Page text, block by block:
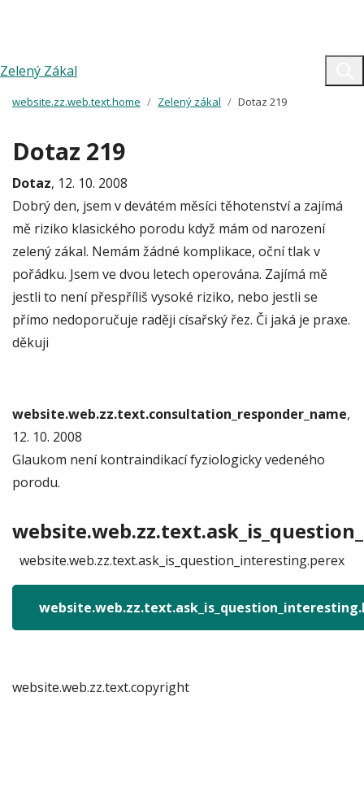
Zelený Zákal
website.zz.web.text.home Zelený zákal Dotaz 219
Dotaz 219
Dotaz, 12. 10. 2008
Dobrý den, jsem v devátém měsíci těhotenství a zajímá
mě riziko klasického porodu když mám od narození
zelený zákal. Nemám žádné komplikace, oční tlak v
pořádku. Jsem ve dvou letech operována. Zajímá mě
jestli to není přespříliš vysoké riziko, nebo jestli se
přímo nedoporučuje raději císařský řez. Či jaká je praxe.
děkuji
website.web.zz.text.consultation_responder_name,
12. 10. 2008
Glaukom není kontraindikací fyziologicky vedeného
porodu.
website.web.zz.text.ask_is_question_interesting.perex
website.web.zz.text.copyright